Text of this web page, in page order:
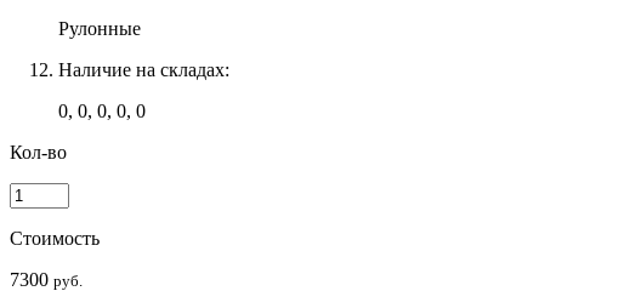
Рулонные
Наличие на складах:
0, 0, 0, 0, 0
Кол-во
Стоимость
7300 руб.